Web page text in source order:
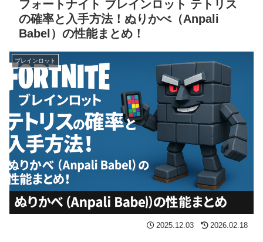
フォートナイト ブレインロット テトリス
の確率と入手方法！ぬりかべ（Anpali
Babel）の性能まとめ！
ブレインロット
2025.12.03 2026.02.18